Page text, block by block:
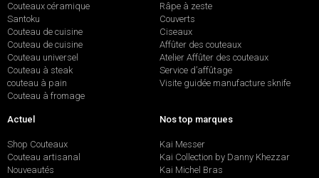
Couteaux céramique
Santoku
Couteau de cuisine
Couteau de cuisine
Couteau universel
Couteau à steak
couteau à pain
Couteau à fromage
Râpe à zeste
Couverts
Ciseaux
Affûter des couteaux
Atelier Affûter des couteaux
Service d’affûtage
Visite guidée manufacture sknife
Actuel
Shop Couteaux
Couteau artisanal
Nouveautés
Nos top marques
Kai Messer
Kai Collection by Danny Khezzar
Kai Michel Bras